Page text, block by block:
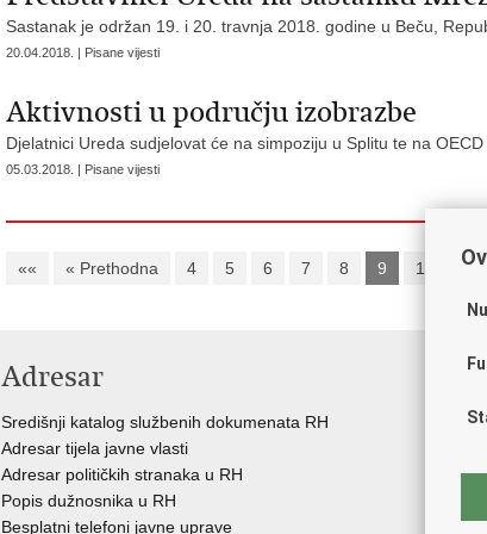
Sastanak je održan 19. i 20. travnja 2018. godine u Beču,
20.04.2018. | Pisane vijesti
Aktivnosti u području izobrazbe
Djelatnici Ureda sudjelovat će na simpoziju u Splitu te na
05.03.2018. | Pisane vijesti
«« « Prethodna 4 5 6 7 8 9 10 11
Adresar
Središnji katalog službenih dokumenata RH
Adresar tijela javne vlasti
Adresar političkih stranaka u RH
Popis dužnosnika u RH
Besplatni telefoni javne uprave